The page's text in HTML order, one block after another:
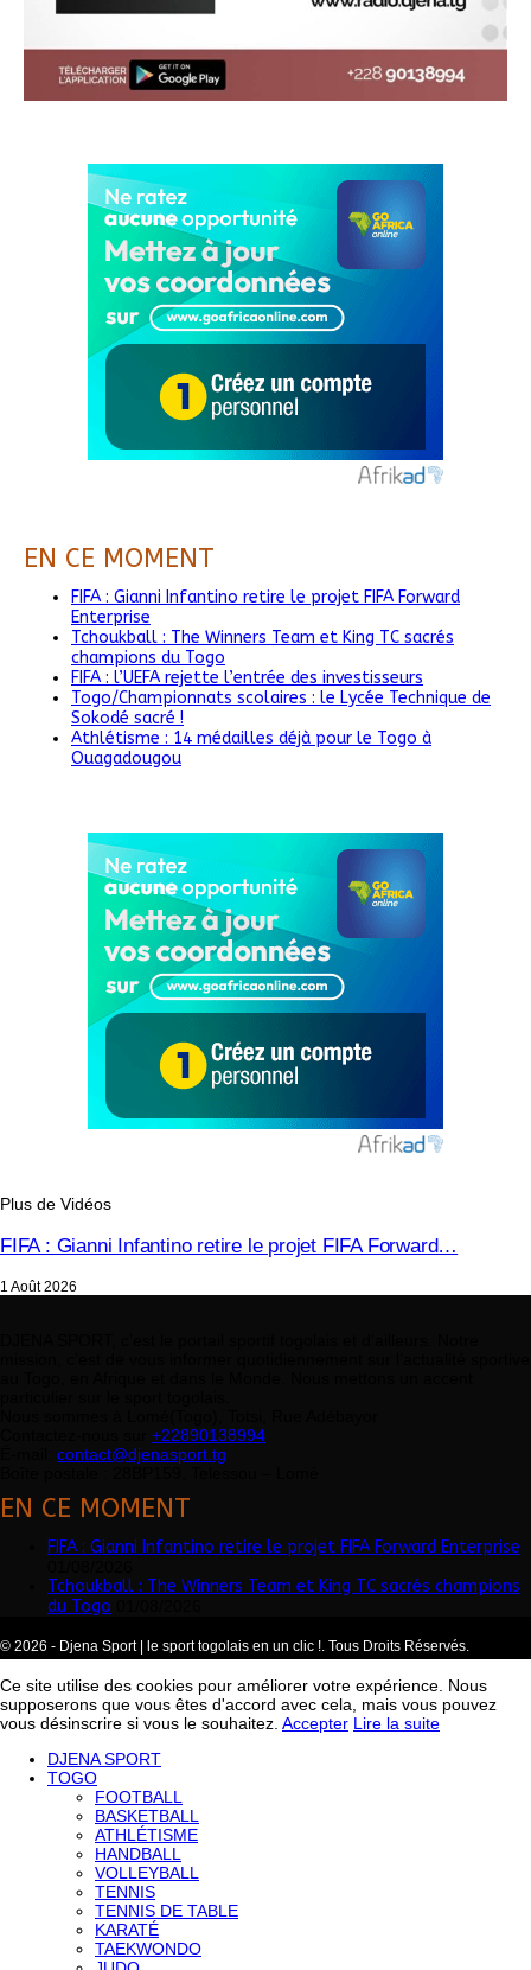
EN CE MOMENT
FIFA : Gianni Infantino retire le projet FIFA Forward
Enterprise
Tchoukball : The Winners Team et King TC sacrés
champions du Togo
FIFA : l’UEFA rejette l’entrée des investisseurs
Togo/Championnats scolaires : le Lycée Technique de
Sokodé sacré !
Athlétisme : 14 médailles déjà pour le Togo à
Ouagadougou
Plus de Vidéos
FIFA : Gianni Infantino retire le projet FIFA Forward…
1 Août 2026
+22890138994
contact@djenasport.tg
EN CE MOMENT
FIFA : Gianni Infantino retire le projet FIFA Forward Enterprise
Tchoukball : The Winners Team et King TC sacrés champions
du Togo
© 2026 - Djena Sport | le sport togolais en un clic !. Tous Droits Réservés.
Ce site utilise des cookies pour améliorer votre expérience. Nous
supposerons que vous êtes d'accord avec cela, mais vous pouvez
vous désinscrire si vous le souhaitez. Accepter Lire la suite
DJENA SPORT
TOGO
FOOTBALL
BASKETBALL
ATHLÉTISME
HANDBALL
VOLLEYBALL
TENNIS
TENNIS DE TABLE
KARATÉ
TAEKWONDO